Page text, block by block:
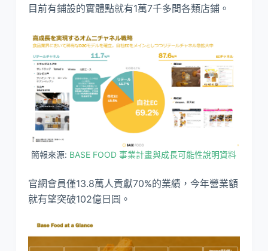
目前有鋪設的實體點就有1萬7千多間各類店鋪。
簡報來源: BASE FOOD 事業計畫與成長可能性說明資料
官網會員僅13.8萬人貢獻70%的業績，今年營業額
就有望突破102億日圓。